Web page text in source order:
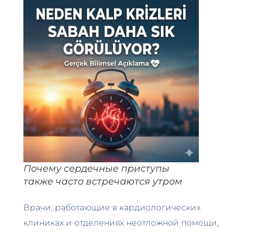
Почему сердечные приступы
также часто встречаются утром
Врачи, работающие в кардиологических
клиниках и отделениях неотложной помощи,